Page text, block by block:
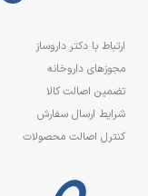
ارتباط با دکتر داروساز
مجوزهای داروخانه
تضمین اصالت کالا
شرایط ارسال سفارش
کنترل اصالت محصولات